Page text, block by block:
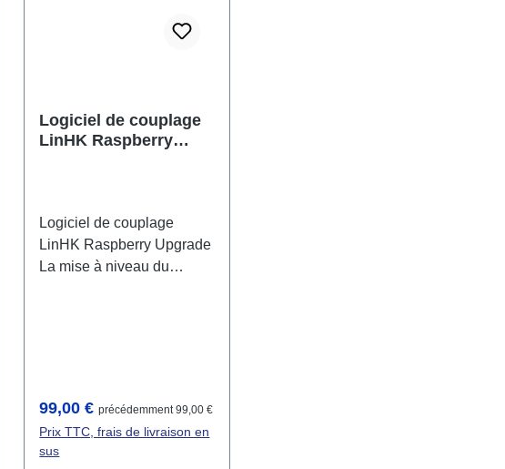
Logiciel de couplage
LinHK Raspberry
Logiciel de couplage
LinHK Raspberry Upgrade
La mise à niveau du
logiciel d'origine et élargit
les possibilités
Prix régulier :
99,00 €précédemment 99,00 €
Prix TTC, frais de livraison en
sus